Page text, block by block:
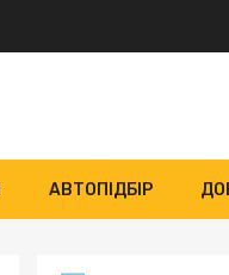
АВТОПІДБІР